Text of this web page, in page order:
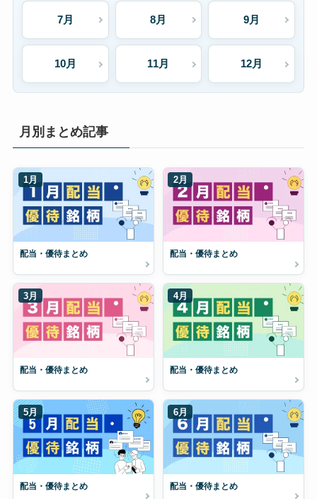
7月 8月 9月
10月 11月 12月
月別まとめ記事
1月
配当・優待まとめ
2月
配当・優待まとめ
3月
配当・優待まとめ
4月
配当・優待まとめ
5月
配当・優待まとめ
6月
配当・優待まとめ